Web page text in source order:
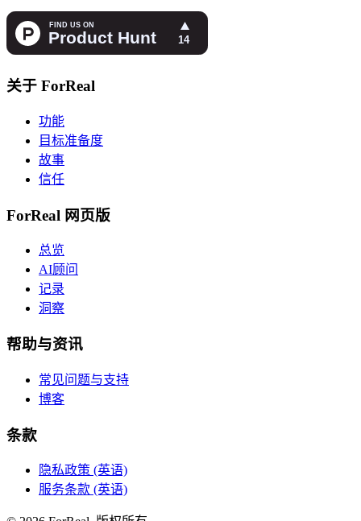
关于 ForReal
功能
目标准备度
故事
信任
ForReal 网页版
总览
AI顾问
记录
洞察
帮助与资讯
常见问题与支持
博客
条款
隐私政策 (英语)
服务条款 (英语)